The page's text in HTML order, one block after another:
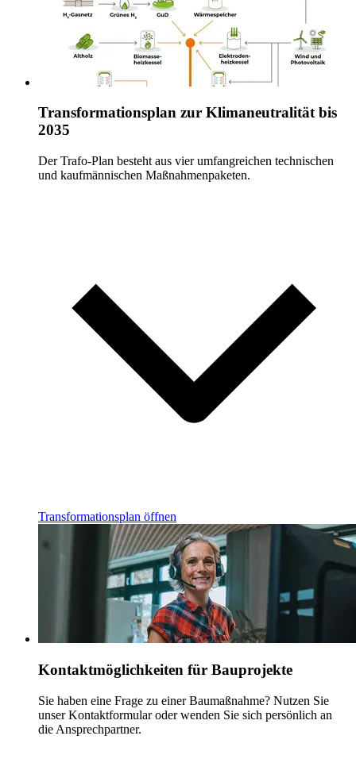
Transformationsplan zur Klimaneutralität bis
2035
Der Trafo-Plan besteht aus vier umfangreichen technischen
und kaufmännischen Maßnahmenpaketen.
Transformationsplan öffnen
Kontaktmöglichkeiten für Bauprojekte
Sie haben eine Frage zu einer Baumaßnahme? Nutzen Sie
unser Kontaktformular oder wenden Sie sich persönlich an
die Ansprechpartner.